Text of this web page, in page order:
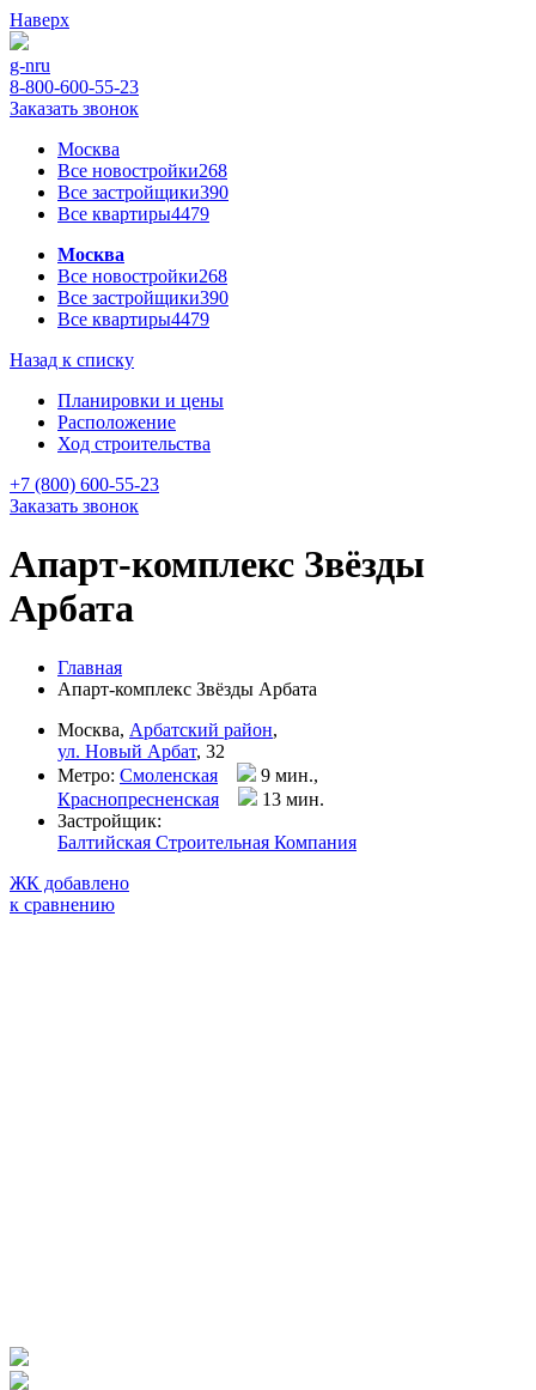
Наверх
g-nru
8-800-600-55-23
Заказать звонок
Москва
Все новостройки268
Все застройщики390
Все квартиры4479
Москва
Все новостройки268
Все застройщики390
Все квартиры4479
Назад к списку
Планировки и цены
Расположение
Ход строительства
+7 (800) 600-55-23
Заказать звонок
Апарт-комплекс Звёзды
Арбата
Главная
Апарт-комплекс Звёзды Арбата
Москва, Арбатский район,
ул. Новый Арбат, 32
Метро: Смоленская
9 мин.,
Краснопресненская
13 мин.
Застройщик:
Балтийская Строительная Компания
ЖК добавлено
к сравнению